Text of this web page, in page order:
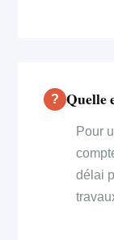
Quelle
Pour
délai